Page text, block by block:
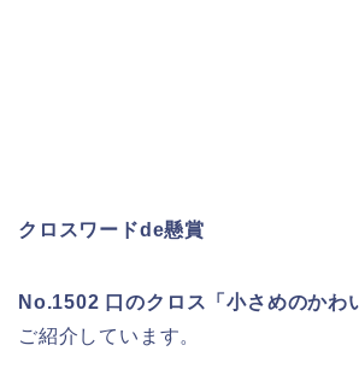
クロスワードde懸賞
No.1502 口のクロス「小さめのかわ
ご紹介しています。